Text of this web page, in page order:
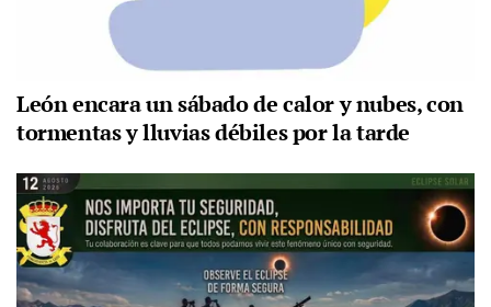
León encara un sábado de calor y nubes, con
tormentas y lluvias débiles por la tarde